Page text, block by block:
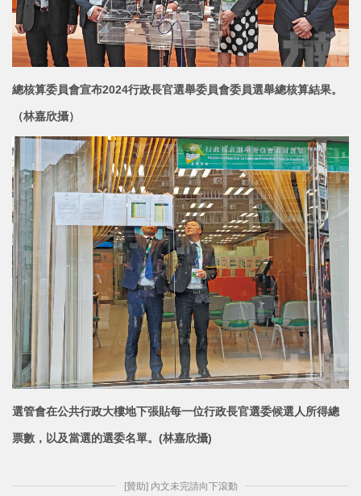
總核算委員會宣布2024行政長官選舉委員會委員選舉總核算結果。
（林嘉欣攝）
選管會在公共行政大樓地下張貼每一位行政長官選委候選人所得總
票數，以及當選的選委名單。(林嘉欣攝)
[贊助] 內文未完請向下滾動